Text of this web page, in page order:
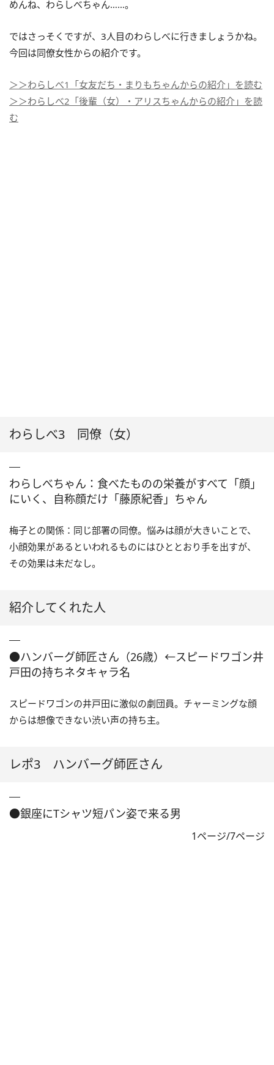
めんね、わらしべちゃん……。
ではさっそくですが、3人目のわらしべに行きましょうかね。
今回は同僚女性からの紹介です。
＞＞わらしべ1「女友だち・まりもちゃんからの紹介」を読む
＞＞わらしべ2「後輩（女）・アリスちゃんからの紹介」を読
む
わらしべ3 同僚（女）
わらしべちゃん：食べたものの栄養がすべて「顔」
にいく、自称顔だけ「藤原紀香」ちゃん
梅子との関係：同じ部署の同僚。悩みは顔が大きいことで、
小顔効果があるといわれるものにはひととおり手を出すが、
その効果は未だなし。
紹介してくれた人
●ハンバーグ師匠さん（26歳）←スピードワゴン井
戸田の持ちネタキャラ名
スピードワゴンの井戸田に激似の劇団員。チャーミングな顔
からは想像できない渋い声の持ち主。
レポ3 ハンバーグ師匠さん
●銀座にTシャツ短パン姿で来る男
1ページ/7ページ